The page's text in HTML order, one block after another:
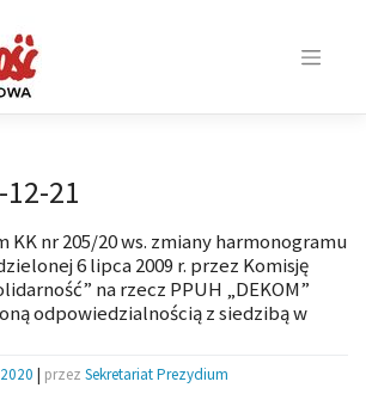
21
KK nr 205/20 ws. zmiany harmonogramu
6 lipca 2009 r. przez Komisję
na rzecz PPUH „DEKOM”
odpowiedzialnością z siedzibą w
| przez Sekretariat Prezydium